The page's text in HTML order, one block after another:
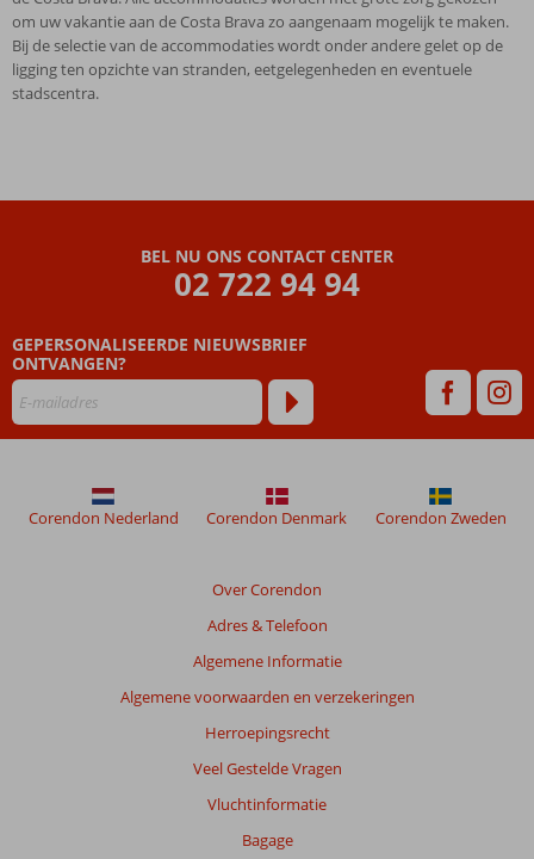
om uw vakantie aan de Costa Brava zo aangenaam mogelijk te maken.
Bij de selectie van de accommodaties wordt onder andere gelet op de
ligging ten opzichte van stranden, eetgelegenheden en eventuele
stadscentra.
BEL NU ONS CONTACT CENTER
02 722 94 94
GEPERSONALISEERDE NIEUWSBRIEF
ONTVANGEN?
Over Corendon
Adres & Telefoon
Algemene Informatie
Algemene voorwaarden en verzekeringen
Herroepingsrecht
Veel Gestelde Vragen
Vluchtinformatie
Bagage
Corendon Nederland Corendon Denmark Corendon Zweden